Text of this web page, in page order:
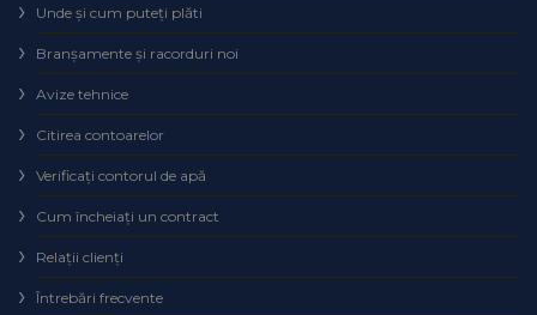
Unde și cum puteţi plăti
Branșamente și racorduri noi
Avize tehnice
Citirea contoarelor
Verificaţi contorul de apă
Cum încheiaţi un contract
Relaţii clienţi
Întrebări frecvente